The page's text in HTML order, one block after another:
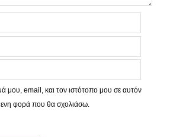
μου, email, και τον ιστότοπο μου σε αυτόν
φορά που θα σχολιάσω.